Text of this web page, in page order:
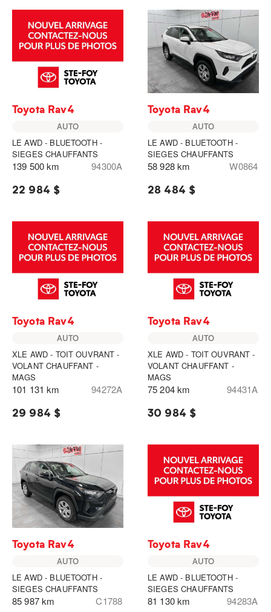
Toyota Rav4
AUTO
LE AWD - BLUETOOTH -
SIEGES CHAUFFANTS
139 500 km 94300A
22 984 $
Toyota Rav4
AUTO
LE AWD - BLUETOOTH -
SIEGES CHAUFFANTS
58 928 km W0864
28 484 $
Toyota Rav4
AUTO
XLE AWD - TOIT OUVRANT -
VOLANT CHAUFFANT -
MAGS
101 131 km 94272A
29 984 $
Toyota Rav4
AUTO
XLE AWD - TOIT OUVRANT -
VOLANT CHAUFFANT -
MAGS
75 204 km 94431A
30 984 $
Toyota Rav4
AUTO
LE AWD - BLUETOOTH -
SIEGES CHAUFFANTS
85 987 km C1788
Toyota Rav4
AUTO
LE AWD - BLUETOOTH -
SIEGES CHAUFFANTS
81 130 km 94283A